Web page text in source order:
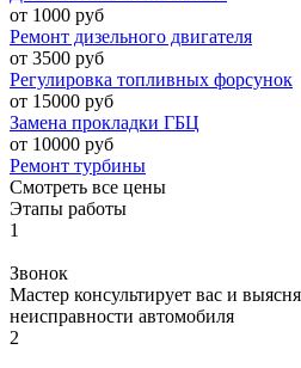
от 1000 руб
Ремонт дизельного двигателя
от 3500 руб
Регулировка топливных форсунок
от 15000 руб
Замена прокладки ГБЦ
от 10000 руб
Ремонт турбины
Смотреть все цены
Этапы работы
1
Звонок
Мастер консультирует вас и
неисправности автомобиля
2